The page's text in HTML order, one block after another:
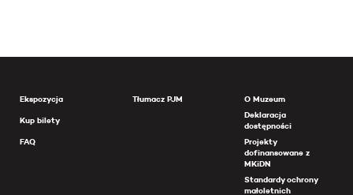
Ekspozycja
Kup bilety
FAQ
Tłumacz PJM
O Muzeum
Deklaracja
dostępności
Projekty
dofinansowane z
MKiDN
Standardy ochrony
małoletnich